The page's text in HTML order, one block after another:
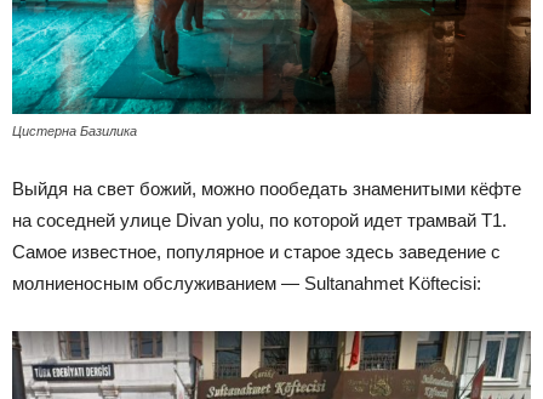
Цистерна Базилика
Выйдя на свет божий, можно пообедать знаменитыми кёфте
на соседней улице Divan yolu, по которой идет трамвай Т1.
Самое известное, популярное и старое здесь заведение с
молниеносным обслуживанием — Sultanahmet Köftecisi: